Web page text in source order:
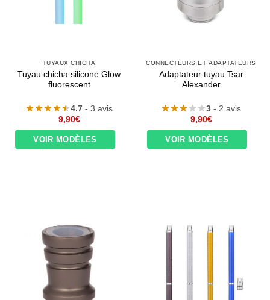
TUYAUX CHICHA
Tuyau chicha silicone Glow
fluorescent
4.7 - 3 avis
9,90€
VOIR MODÈLES
CONNECTEURS ET ADAPTATEURS
Adaptateur tuyau Tsar
Alexander
3 - 2 avis
9,90€
VOIR MODÈLES
Appliquer les filtres